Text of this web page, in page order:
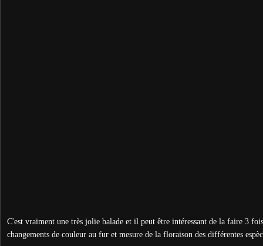
C'est vraiment une très jolie balade et il peut être intéressant de la faire 3
changements de couleur au fur et mesure de la floraison des différentes